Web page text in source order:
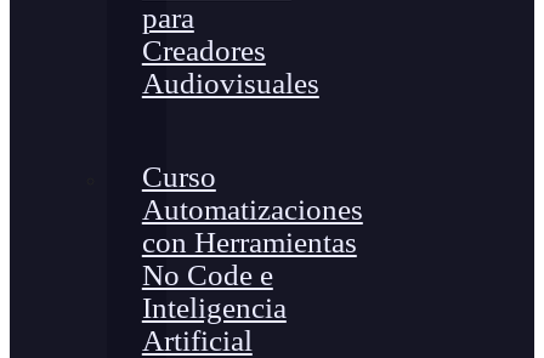
para
Creadores
Audiovisuales
Curso
Automatizaciones
con Herramientas
No Code e
Inteligencia
Artificial